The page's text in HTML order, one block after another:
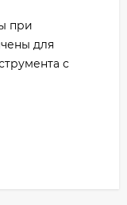
при
для
с